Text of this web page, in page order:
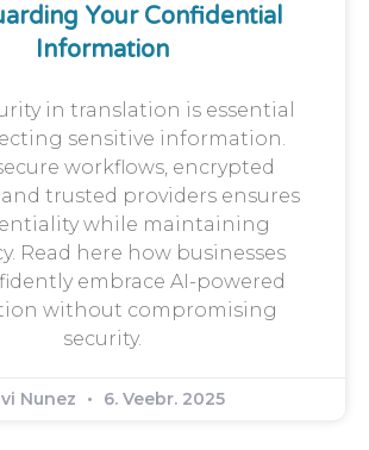
Your Confidential
Information
in translation is essential
sensitive information.
workflows, encrypted
trusted providers ensures
while maintaining
Read here how businesses
embrace AI-powered
without compromising
security.
Nunez 6. Veebr. 2025